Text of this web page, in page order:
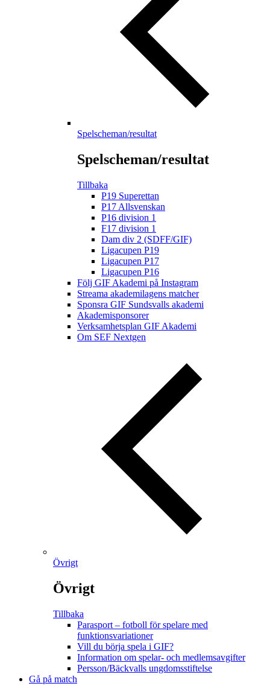
Spelscheman/resultat
Spelscheman/resultat
Tillbaka
P19 Superettan
P17 Allsvenskan
P16 division 1
F17 division 1
Dam div 2 (SDFF/GIF)
Ligacupen P19
Ligacupen P17
Ligacupen P16
Följ GIF Akademi på Instagram
Streama akademilagens matcher
Sponsra GIF Sundsvalls akademi
Akademisponsorer
Verksamhetsplan GIF Akademi
Om SEF Nextgen
Övrigt
Övrigt
Tillbaka
Parasport – fotboll för spelare med
funktionsvariationer
Vill du börja spela i GIF?
Information om spelar- och medlemsavgifter
Persson/Bäckvalls ungdomsstiftelse
Gå på match